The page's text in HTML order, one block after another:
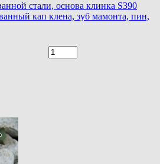
стали, основа клинка S390
кап клена, зуб мамонта, пин,